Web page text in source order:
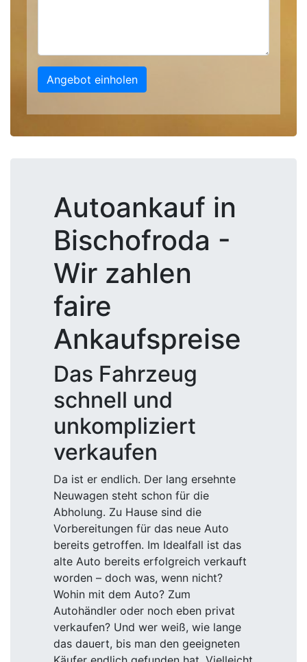
Angebot einholen
Autoankauf in
Bischofroda -
Wir zahlen
faire
Ankaufspreise
Das Fahrzeug
schnell und
unkompliziert
verkaufen
Da ist er endlich. Der lang ersehnte
Neuwagen steht schon für die
Abholung. Zu Hause sind die
Vorbereitungen für das neue Auto
bereits getroffen. Im Idealfall ist das
alte Auto bereits erfolgreich verkauft
worden – doch was, wenn nicht?
Wohin mit dem Auto? Zum
Autohändler oder noch eben privat
verkaufen? Und wer weiß, wie lange
das dauert, bis man den geeigneten